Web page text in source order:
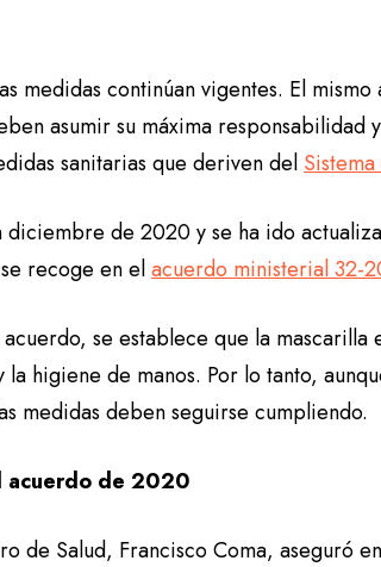
medidas continúan vigentes. El
asumir su máxima responsabilidad
sanitarias que deriven del
diciembre de 2020 y se ha ido
recoge en elacuerdo ministerial 32-
se establece que la
la higiene de manos. Por lo tanto,
medidas deben seguirse cumpliendo.
acuerdo de 2020
de Salud, Francisco Coma, aseguró